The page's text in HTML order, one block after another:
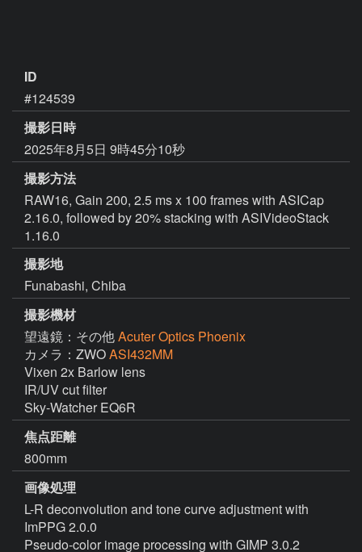
ID
#124539
撮影日時
2025年8月5日 9時45分10秒
撮影方法
RAW16, Gain 200, 2.5 ms x 100 frames with ASICap
2.16.0, followed by 20% stacking with ASIVideoStack
1.16.0
撮影地
Funabashi, Chiba
撮影機材
望遠鏡：その他Acuter Optics Phoenix
カメラ：ZWOASI432MM
Vixen 2x Barlow lens
IR/UV cut filter
Sky-Watcher EQ6R
焦点距離
800mm
画像処理
L-R deconvolution and tone curve adjustment with
ImPPG 2.0.0